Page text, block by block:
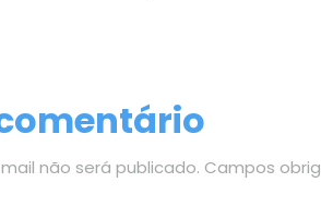
não será publicado. Campos